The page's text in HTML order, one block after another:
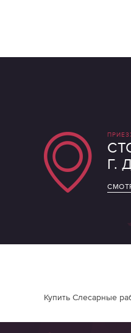
Г.
Купить Слесарные